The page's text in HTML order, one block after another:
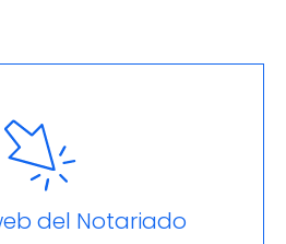
del Notariado